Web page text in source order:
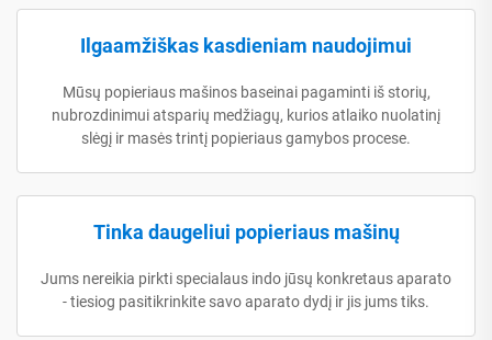
Ilgaamžiškas kasdieniam naudojimui
Mūsų popieriaus mašinos baseinai pagaminti iš storių,
nubrozdinimui atsparių medžiagų, kurios atlaiko nuolatinį
slėgį ir masės trintį popieriaus gamybos procese.
Tinka daugeliui popieriaus mašinų
Jums nereikia pirkti specialaus indo jūsų konkretaus aparato
- tiesiog pasitikrinkite savo aparato dydį ir jis jums tiks.